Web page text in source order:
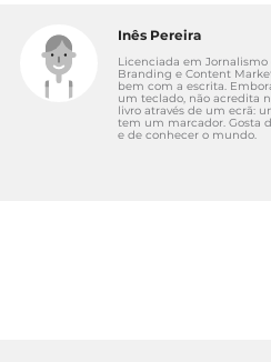
Inês Pereira
Licenciada em Jornalismo
Branding e Content
bem com a escrita.
um teclado, não acredita
livro através de um ecrã:
tem um marcador. Gosta
e de conhecer o mundo.